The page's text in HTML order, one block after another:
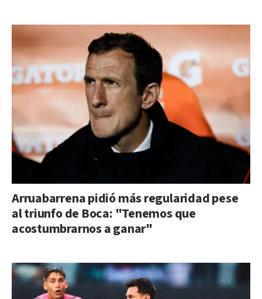
Arruabarrena pidió más regularidad pese
al triunfo de Boca: "Tenemos que
acostumbrarnos a ganar"